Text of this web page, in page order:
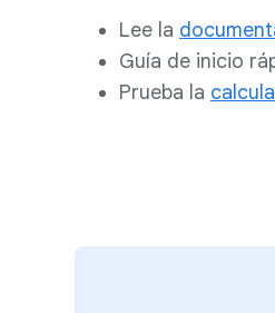
Lee la
Guía de inicio
Prueba la